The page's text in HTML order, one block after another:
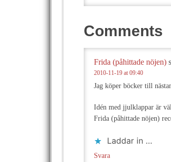
Comments
Frida (påhittade nöjen)
2010-11-19 at 09:40
Jag köper böcker till
Idén med jjulklappar är
Frida (påhittade nöjen)
Laddar in …
Svara